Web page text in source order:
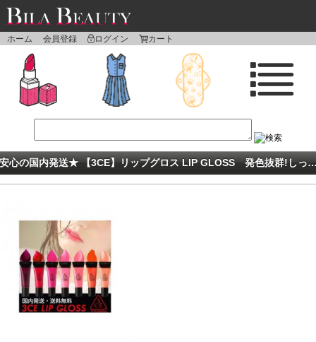
ホーム 会員登録 ログイン カート
★安心の国内発送★ 【3CE】リップグロス LIP GLOSS 発色抜群!